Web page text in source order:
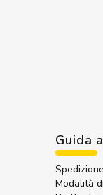
Guida
Modalità